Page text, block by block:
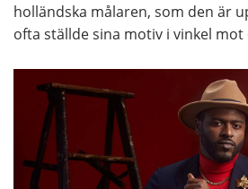
holländska målaren, som den är
ofta ställde sina motiv i vinkel